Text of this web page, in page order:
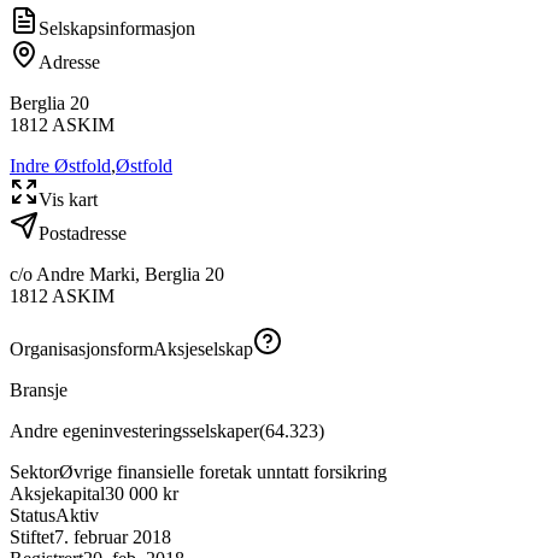
Selskapsinformasjon
Adresse
Berglia 20
1812 ASKIM
Indre Østfold,Østfold
Vis kart
Postadresse
c/o Andre Marki, Berglia 20
1812 ASKIM
OrganisasjonsformAksjeselskap
Bransje
Andre egeninvesteringsselskaper(64.323)
SektorØvrige finansielle foretak unntatt forsikring
Aksjekapital30 000 kr
StatusAktiv
Stiftet7. februar 2018